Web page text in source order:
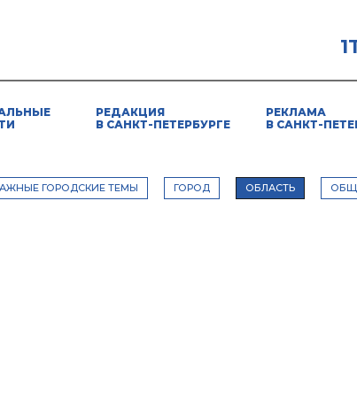
РЕДАКЦИЯ
В САНКТ-ПЕТЕРБУРГЕ
РЕКЛАМА
В САНКТ-
ГОРОДСКИЕ ТЕМЫ ГОРОД ОБЛАСТЬ